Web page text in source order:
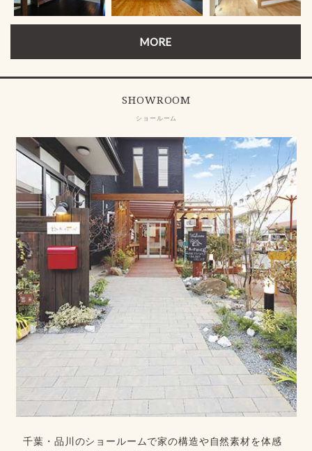
MORE
SHOWROOM
ショールーム
千葉・品川のショールームで家の構造や自然素材を体感